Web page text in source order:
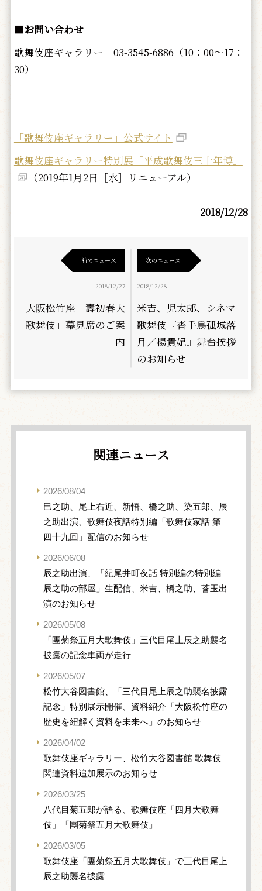
■お問い合わせ
歌舞伎座ギャラリー 03-3545-6886（10：00～17：
30）
「歌舞伎座ギャラリー」公式サイト
歌舞伎座ギャラリー特別展「平成歌舞伎三十年博」
（2019年1月2日［水］リニューアル）
2018/12/28
前のニュース
2018/12/27
大阪松竹座「壽初春大
歌舞伎」幕見席のご案
内
次のニュース
2018/12/28
米吉、児太郎、シネマ
歌舞伎『沓手鳥孤城落
月／楊貴妃』舞台挨拶
のお知らせ
関連ニュース
2026/08/04
巳之助、尾上右近、新悟、橋之助、染五郎、辰
之助出演、歌舞伎夜話特別編「歌舞伎家話 第
四十九回」配信のお知らせ
2026/06/08
辰之助出演、「紀尾井町夜話 特別編の特別編
辰之助の部屋」生配信、米吉、橋之助、莟玉出
演のお知らせ
2026/05/08
「團菊祭五月大歌舞伎」三代目尾上辰之助襲名
披露の記念車両が走行
2026/05/07
松竹大谷図書館、「三代目尾上辰之助襲名披露
記念」特別展示開催、資料紹介「大阪松竹座の
歴史を紐解く資料を未来へ」のお知らせ
2026/04/02
歌舞伎座ギャラリー、松竹大谷図書館 歌舞伎
関連資料追加展示のお知らせ
2026/03/25
八代目菊五郎が語る、歌舞伎座「四月大歌舞
伎」「團菊祭五月大歌舞伎」
2026/03/05
歌舞伎座「團菊祭五月大歌舞伎」で三代目尾上
辰之助襲名披露